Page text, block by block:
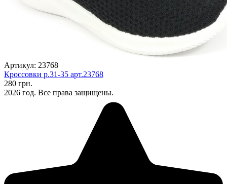
Артикул: 23768
Кроссовки р.31-35 арт.23768
280 грн.
2026 год. Все права защищены.